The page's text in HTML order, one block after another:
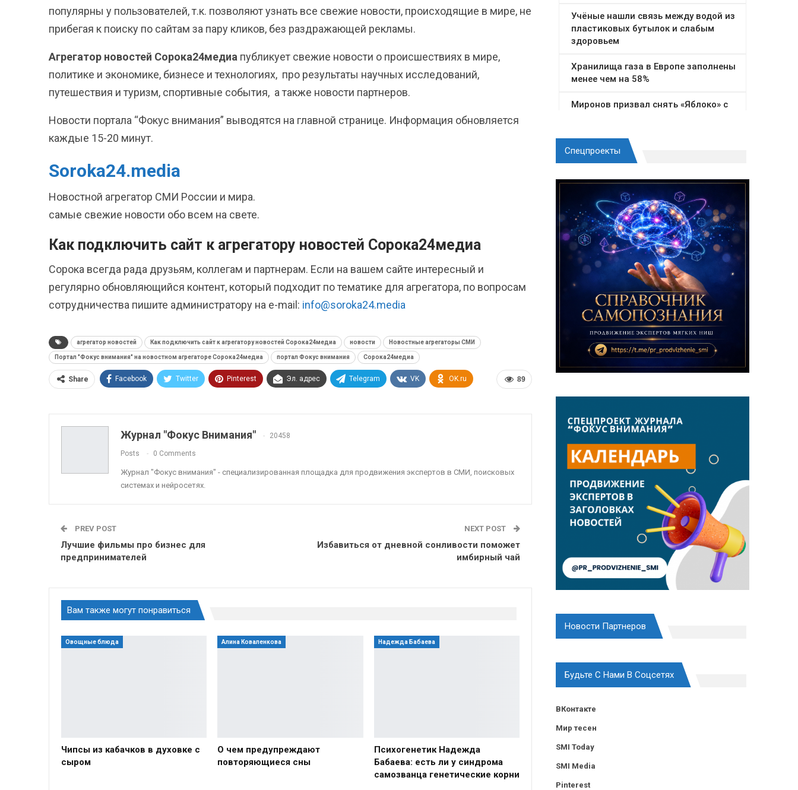
популярны у пользователей, т.к. позволяют узнать все свежие новости, происходящие в мире, не
прибегая к поиску по сайтам за пару кликов, без раздражающей рекламы.
Агрегатор новостей Сорока24медиа публикует свежие новости о происшествиях в мире,
политике и экономике, бизнесе и технологиях, про результаты научных исследований,
путешествия и туризм, спортивные события, а также новости партнеров.
Новости портала “Фокус внимания” выводятся на главной странице. Информация обновляется
каждые 15-20 минут.
Soroka24.media
Новостной агрегатор СМИ России и мира.
самые свежие новости обо всем на свете.
Как подключить сайт к агрегатору новостей Сорока24медиа
Сорока всегда рада друзьям, коллегам и партнерам. Если на вашем сайте интересный и
регулярно обновляющийся контент, который подходит по тематике для агрегатора, по вопросам
сотрудничества пишите администратору на e-mail: info@soroka24.media
агрегатор новостей Как подключить сайт к агрегатору новостей Сорока24медиа новости Новостные агрегаторы СМИ
Портал "Фокус внимания" на новостном агрегаторе Сорока24медиа портал Фокус внимания Сорока24медиа
89
Share Facebook Twitter Pinterest Эл. адрес Telegram VK OK.ru
Журнал "Фокус Внимания" 20458
Posts 0 Comments
Журнал "Фокус внимания" - специализированная площадка для продвижения экспертов в СМИ, поисковых
системах и нейросетях.
PREV POST
Лучшие фильмы про бизнес для
предпринимателей
NEXT POST
Избавиться от дневной сонливости поможет
имбирный чай
Вам также могут понравиться
Овощные блюда
Чипсы из кабачков в духовке с
сыром
Алина Коваленкова
О чем предупреждают
повторяющиеся сны
Надежда Бабаева
Психогенетик Надежда
Бабаева: есть ли у синдрома
самозванца генетические корни
Спецпроекты
Новости Партнеров
Будьте С Нами В Соцсетях
ВКонтакте
Мир тесен
SMI Today
SMI Media
Pinterest